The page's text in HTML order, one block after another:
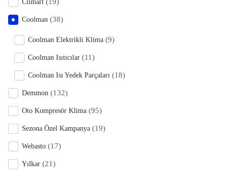
Climart
Coolman (38)
Coolman Elektrikli Klima (9)
Coolman Isıtıcılar (11)
Coolman Isı Yedek Parçaları (18)
Demmon (132)
Oto Kompresör Klima (95)
Sezona Özel Kampanya (19)
Webasto (17)
Yılkar (21)